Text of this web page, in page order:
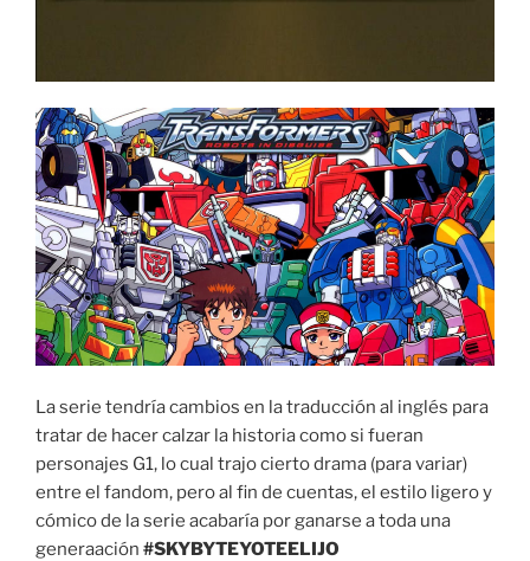
La serie tendría cambios en la traducción al inglés para
tratar de hacer calzar la historia como si fueran
personajes G1, lo cual trajo cierto drama (para variar)
entre el fandom, pero al fin de cuentas, el estilo ligero y
cómico de la serie acabaría por ganarse a toda una
generaación #SKYBYTEYOTEELIJO